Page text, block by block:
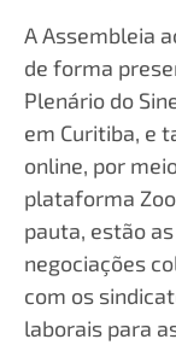
A Assembleia
de forma
Plenário do
em Curitiba, e
online, por
plataforma
pauta, estão as
negociações
com os
laborais para